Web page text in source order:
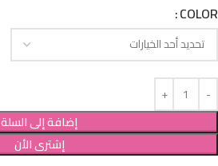
COLOR
إضافة إلى السلة
إشترى الأن